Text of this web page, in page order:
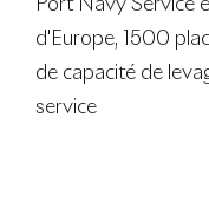
Port Navy Service
d'Europe, 1500
de capacité de
service